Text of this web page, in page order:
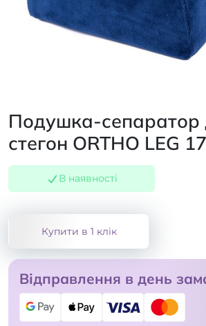
Подушка-сепаратор
стегон ORTHO LEG
В наявності
Купити в 1 клік
Відправлення в день